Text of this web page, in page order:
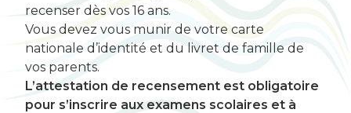
recenser dès vos 16 ans.
Vous devez vous munir de votre carte
nationale d’identité et du livret de famille de
vos parents.
L’attestation de recensement est obligatoire
pour s’inscrire aux examens scolaires et à